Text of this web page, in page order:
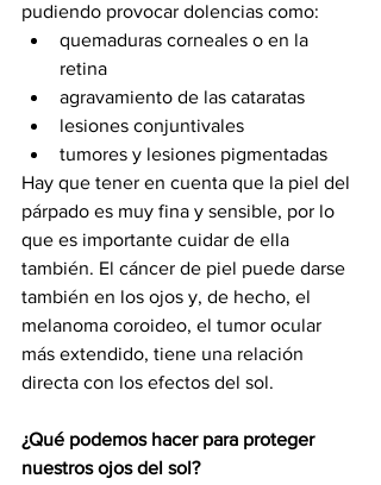
pudiendo provocar dolencias como:
quemaduras corneales o en la
retina
agravamiento de las cataratas
lesiones conjuntivales
tumores y lesiones pigmentadas
Hay que tener en cuenta que la piel del
párpado es muy fina y sensible, por lo
que es importante cuidar de ella
también. El cáncer de piel puede darse
también en los ojos y, de hecho, el
melanoma coroideo, el tumor ocular
más extendido, tiene una relación
directa con los efectos del sol.
¿Qué podemos hacer para proteger
nuestros ojos del sol?